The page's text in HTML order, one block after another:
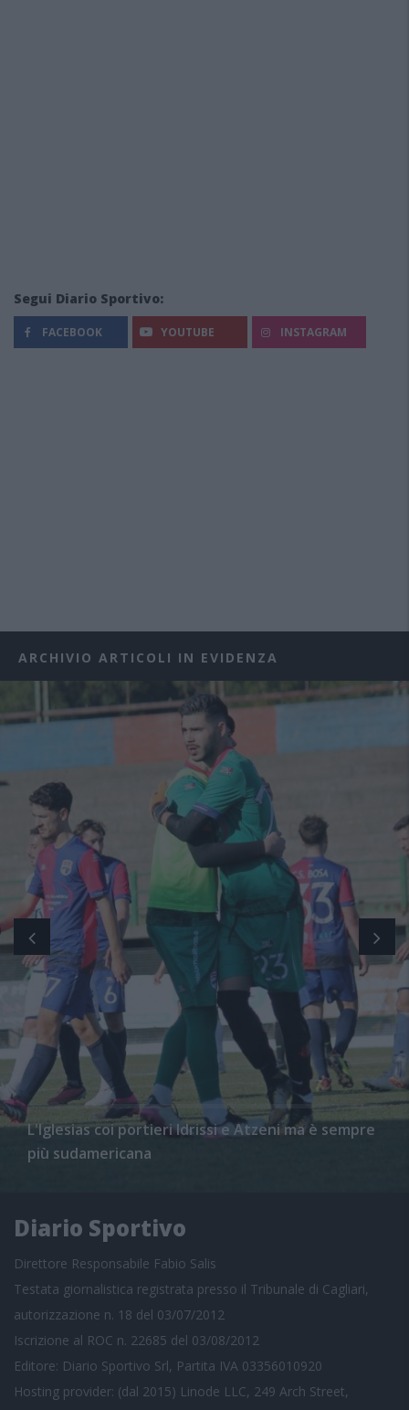
Segui Diario Sportivo:
FACEBOOK YOUTUBE INSTAGRAM
ARCHIVIO ARTICOLI IN EVIDENZA
L'Iglesias coi portieri Idrissi e Atzeni ma è sempre
più sudamericana
Diario Sportivo
Direttore Responsabile Fabio Salis
Testata giornalistica registrata presso il Tribunale di Cagliari,
autorizzazione n. 18 del 03/07/2012
Iscrizione al ROC n. 22685 del 03/08/2012
Editore: Diario Sportivo Srl, Partita IVA 03356010920
Hosting provider: (dal 2015) Linode LLC, 249 Arch Street,